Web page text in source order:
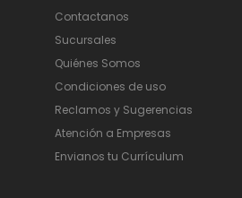
Contactanos
Sucursales
Quiénes Somos
Condiciones de uso
Reclamos y Sugerencias
Atención a Empresas
Envianos tu Currículum